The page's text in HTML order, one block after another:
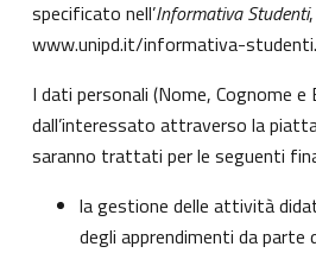
specificato nell’Informativa Studenti
www.unipd.it/informativa-studenti.
I dati personali (Nome, Cognome e
dall’interessato attraverso la
saranno trattati per le seguenti
la gestione delle attività
degli apprendimenti da parte